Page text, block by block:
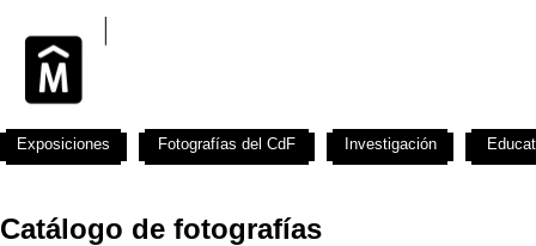
Catálogo de fotografías
Exposiciones Fotografías del CdF Investigación